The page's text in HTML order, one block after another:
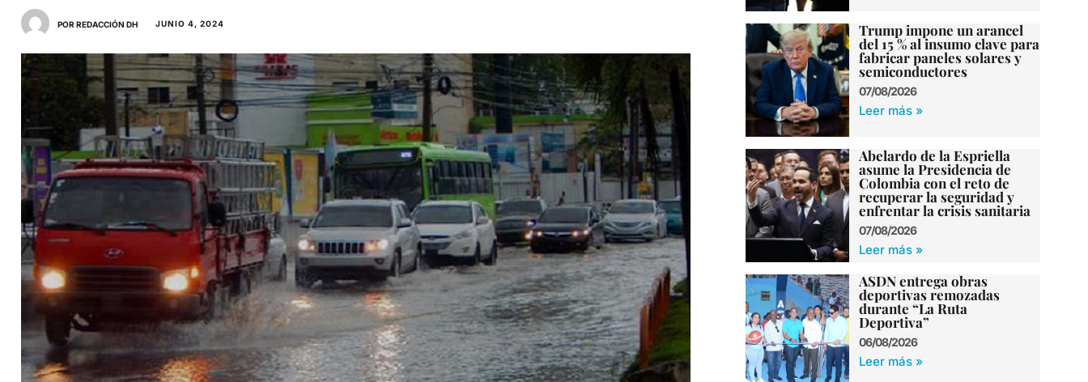
POR REDACCIÓN DH JUNIO 4, 2024 Trump impone un arancel
del 15 % al insumo clave para
fabricar paneles solares y
semiconductores
07/08/2026
Leer más »
Abelardo de la Espriella
asume la Presidencia de
Colombia con el reto de
recuperar la seguridad y
enfrentar la crisis sanitaria
07/08/2026
Leer más »
ASDN entrega obras
deportivas remozadas
durante “La Ruta
Deportiva”
06/08/2026
Leer más »